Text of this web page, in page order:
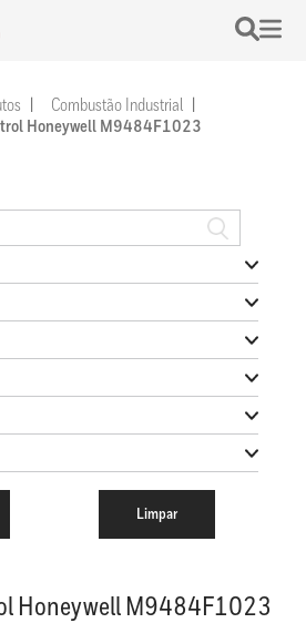
Combustão Industrial
Honeywell M9484F1023
Honeywell M9484F1023